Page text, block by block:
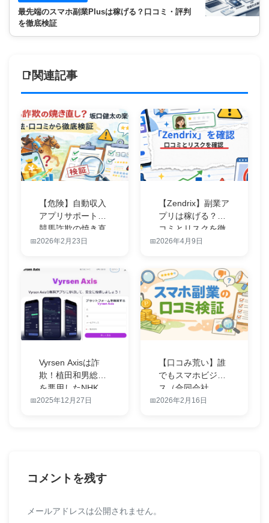
最先端のスマホ副業Plusは稼げる？口コミ・評判
を徹底検証
関連記事
【危険】自動収入
アプリサポートは
競馬詐欺の焼き直
し？坂口健太…
2026年2月23日
【Zendrix】副業ア
プリは稼げる？口
コミとリスクを徹
底検…
2026年4月9日
Vyrsen Axisは詐
欺！植田和男総裁
を悪用したNHK
偽…
2025年12月27日
【口コみ荒い】誰
でもスマホビジネ
ス（合同会社
REEF）の副業…
2026年2月16日
コメントを残す
メールアドレスは公開されません。